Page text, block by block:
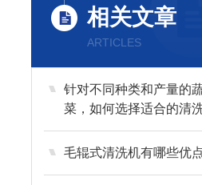
相关文章
ARTICLES
针对不同种类和产量的
菜，如何选择适合的清
备？
毛辊式清洗机有哪些优